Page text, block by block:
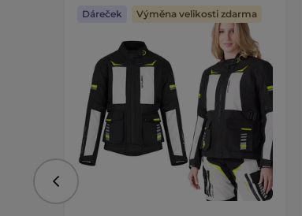
Dáreček Výměna velikosti zdarma
Předchozí